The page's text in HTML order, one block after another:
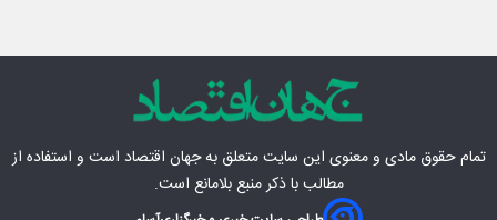
تمام حقوق مادی‌ و معنوی این سایت متعلق بهجهان اقتصاد است و استفاده از
مطالب با ذکر منبع بلامانع است.